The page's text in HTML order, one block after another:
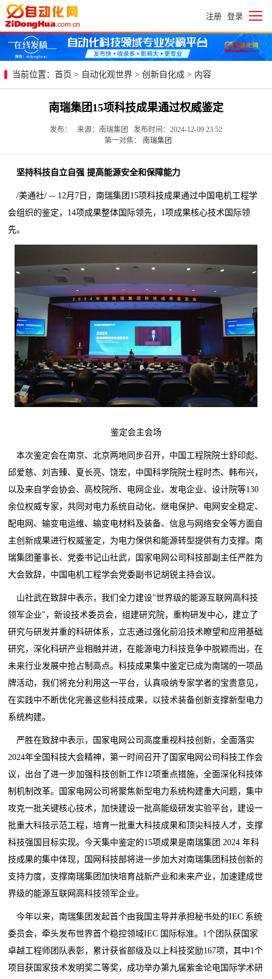
注册 | 登录
当前位置： 首页 > 自动化观世界 > 创新自化成 > 内容
南瑞集团15项科技成果通过权威鉴定
发布： 来源：南瑞集团 发布时间：2024-12-09 23:52
第一对焦： 南瑞集团
坚持科技自立自强 提高能源安全和保障能力
/美通社/ -- 12月7日，南瑞集团15项科技成果通过中国电机工程学
会组织的鉴定，14项成果整体国际领先，1项成果核心技术国际领
先。
鉴定会主会场
本次鉴定会在南京、北京两地同步召开，中国工程院院士舒印彪、
邱爱慈、刘吉臻、夏长亮、饶宏，中国科学院院士程时杰、韩布兴，
以及来自学会协会、高校院所、电网企业、发电企业、设计院等130
余位权威专家，共同对电力系统自动化、继电保护、电网安全稳定、
配电网、输变电运维、输变电材料及装备、信息与网络安全等方面自
主创新成果进行权威鉴定，为电力保供和能源转型提供有力支撑。南
瑞集团董事长、党委书记山社武，国家电网公司科技部副主任严胜为
大会致辞，中国电机工程学会党委副书记胡锐主持会议。
山社武在致辞中表示，我们全力建设"世界级的能源互联网高科技
领军企业"，新设技术委员会，组建研究院，重构研发中心，建立了
研究与研发并重的科研体系，立志通过强化前沿技术瞭望和应用基础
研究，深化科研产业相融并进，在能源电力科技竞争中脱颖而出，在
未来行业发展中抢占制高点。科技成果集中鉴定已成为南瑞的一项品
牌活动，我们将充分利用这一平台，认真吸纳专家学者的宝贵意见，
在实践中不断优化完善这些科技成果，以技术装备创新支撑新型电力
系统构建。
严胜在致辞中表示，国家电网公司高度重视科技创新，全面落实
2024年全国科技大会精神，第一时间召开了国家电网公司科技工作会
议，出台了进一步加强科技创新工作12项重点措施，全面深化科技体
制机制改革。国家电网公司将聚焦新型电力系统构建重大问题，集中
攻克一批关键核心技术，加快建设一批高能级研发实验平台，建设一
批重大科技示范工程，培育一批重大科技成果和顶尖科技人才，支撑
科技强国目标实现。今天集中鉴定的15项成果是南瑞集团 2024 年科
技成果的集中体现，国网科技部将进一步加大对南瑞集团科技创新的
支持力度，支撑南瑞集团加快培育战新产业和未来产业，加速建成世
界级的能源互联网高科技领军企业。
今年以来，南瑞集团发起首个由我国主导并承担秘书处的IEC 系统
委员会，牵头发布世界首个稳控领域IEC 国际标准。1个团队获国家
卓越工程师团队表彰，累计获省部级及以上科技奖励167项，其中1个
项目获国家技术发明奖二等奖，成功举办第九届紫金论电国际学术研